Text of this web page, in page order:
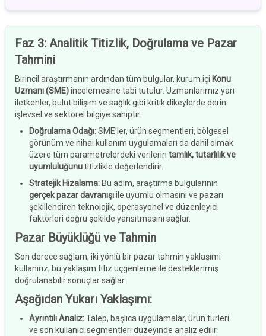
Faz 3: Analitik Titizlik, Doğrulama ve Pazar
Tahmini
Birincil araştırmanın ardından tüm bulgular, kurum içi Konu
Uzmanı (SME)incelemesine tabi tutulur. Uzmanlarımız yarı
iletkenler, bulut bilişim ve sağlık gibi kritik dikeylerde derin
işlevsel ve sektörel bilgiye sahiptir.
Doğrulama Odağı:SME’ler, ürün segmentleri, bölgesel
görünüm ve nihai kullanım uygulamaları da dahil olmak
üzere tüm parametrelerdeki verilerin tamlık, tutarlılık ve
uyumluluğunutitizlikle değerlendirir.
Stratejik Hizalama: Bu adım, araştırma bulgularının
gerçek pazar davranışıile uyumlu olmasını ve pazarı
şekillendiren teknolojik, operasyonel ve düzenleyici
faktörleri doğru şekilde yansıtmasını sağlar.
Pazar Büyüklüğü ve Tahmin
Son derece sağlam, iki yönlü bir pazar tahmin yaklaşımı
kullanırız; bu yaklaşım titiz üçgenleme ile desteklenmiş
doğrulanabilir sonuçlar sağlar.
Aşağıdan Yukarı Yaklaşımı:
Ayrıntılı Analiz:Talep, başlıca uygulamalar, ürün türleri
ve son kullanıcı segmentleri düzeyinde analiz edilir.